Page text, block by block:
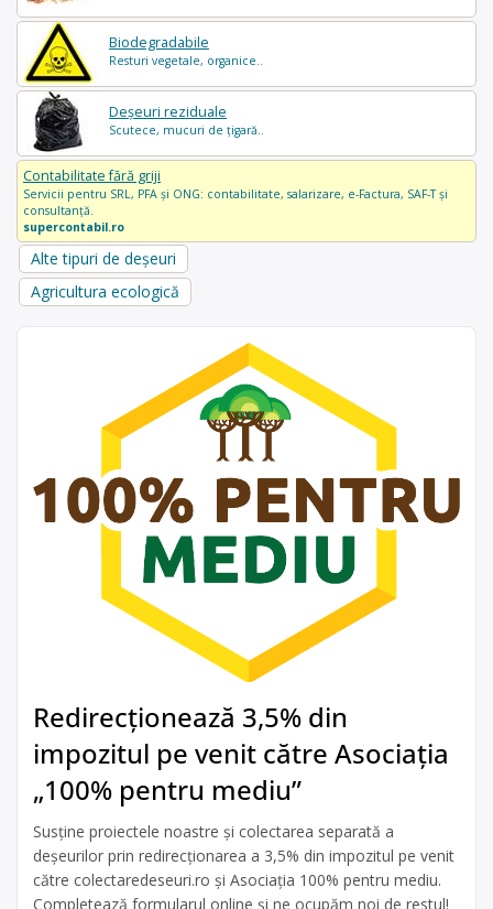
Biodegradabile
Resturi vegetale, organice..
Deșeuri reziduale
Scutece, mucuri de țigară..
Contabilitate fără griji
Servicii pentru SRL, PFA și ONG: contabilitate, salarizare, e-Factura, SAF-T și
consultanță.
supercontabil.ro
Alte tipuri de deșeuri
Agricultura ecologică
Redirecționează 3,5% din
impozitul pe venit către Asociația
„100% pentru mediu”
Susține proiectele noastre și colectarea separată a
deșeurilor prin redirecționarea a 3,5% din impozitul pe venit
către colectaredeseuri.ro și Asociația 100% pentru mediu.
Completează formularul online și ne ocupăm noi de restul!